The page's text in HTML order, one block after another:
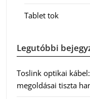
Tablet tok
Legutóbbi
Toslink optikai
megoldásai tiszta